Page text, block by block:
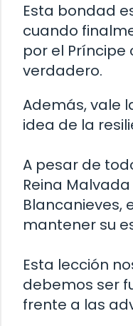
Esta bondad
cuando
por el
verdadero.
Además, vale
idea de la
A pesar de
Reina
Blancanieves,
mantener su
Esta lección
debemos ser
frente a las